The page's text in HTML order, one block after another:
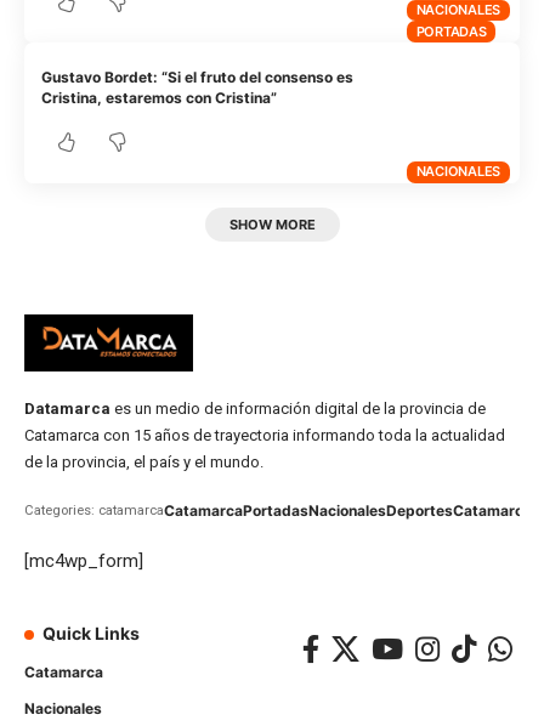
NACIONALES
PORTADAS
NACIONALES
Gustavo Bordet: “Si el fruto del consenso es
Cristina, estaremos con Cristina”
SHOW MORE
Datamarca es un medio de información digital de la provincia de
Catamarca con 15 años de trayectoria informando toda la actualidad
de la provincia, el país y el mundo.
Categories: catamarcaCatamarcaPortadasNacionalesDeportesCatamarca
[mc4wp_form]
Quick Links
Catamarca
Nacionales